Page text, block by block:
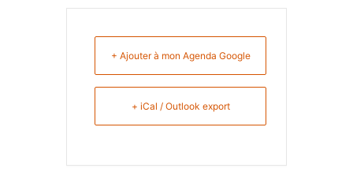
+ Ajouter à mon Agenda Google
+ iCal / Outlook export